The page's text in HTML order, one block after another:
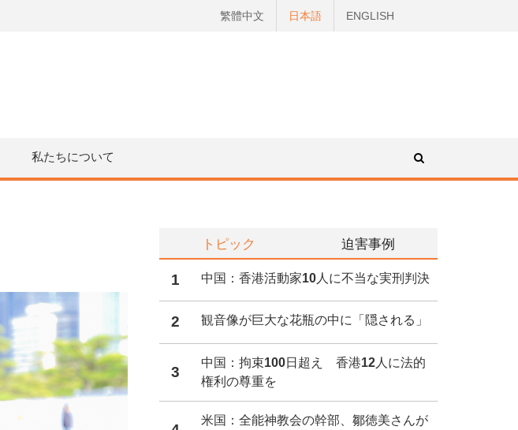
繁體中文 日本語 ENGLISH
私たちについて
トピック 迫害事例
1 中国：香港活動家10人に不当な実刑判決
2 観音像が巨大な花瓶の中に「隠される」
3
中国：拘束100日超え 香港12人に法的
権利の尊重を
米国：全能神教会の幹部、鄒徳美さんが